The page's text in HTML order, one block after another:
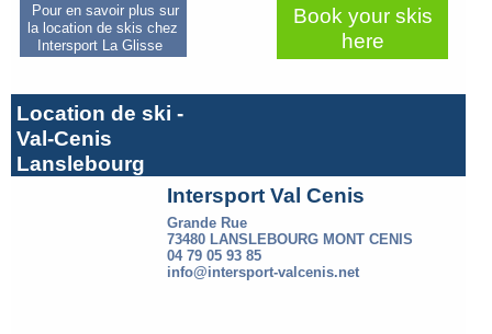
Pour en savoir plus sur
la location de skis chez
Intersport La Glisse
Book your skis
here
Location de ski -
Val-Cenis
Lanslebourg
Intersport Val Cenis
Grande Rue
73480 LANSLEBOURG MONT CENIS
04 79 05 93 85
info@intersport-valcenis.net